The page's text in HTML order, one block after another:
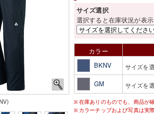
サイズ選択
選択すると在庫状況が表
カラー
BKNV
サイズを
GM サイズを
在庫ありのものでも、商品が
カラーチップおよび写真は実